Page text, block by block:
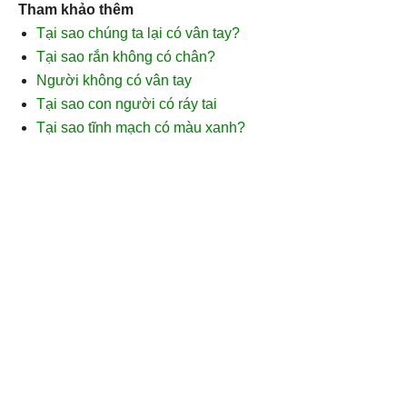
Tham khảo thêm
Tại sao chúng ta lại có vân tay?
Tại sao rắn không có chân?
Người không có vân tay
Tại sao con người có ráy tai
Tại sao tĩnh mạch có màu xanh?